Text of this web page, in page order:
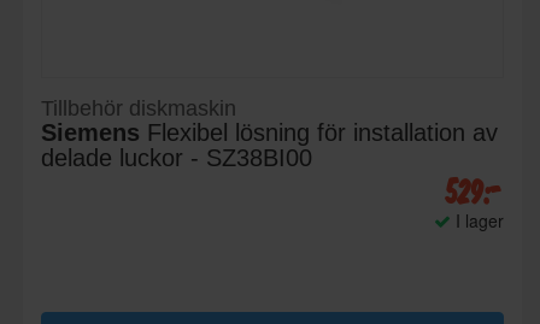
Tillbehör diskmaskin
Siemens Flexibel lösning för installation av
delade luckor - SZ38BI00
529:-
I lager